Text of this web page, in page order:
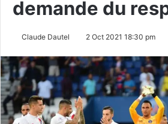
demande du
Claude Dautel 2 Oct 2021 18:30 pm